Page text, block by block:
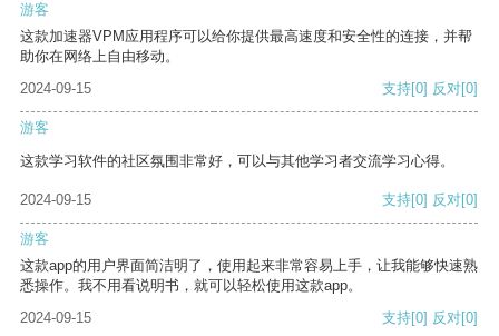
游客
这款加速器VPM应用程序可以给你提供最高速度和安全性的连接，并帮
助你在网络上自由移动。
2024-09-15
支持[0] 反对[0]
游客
这款学习软件的社区氛围非常好，可以与其他学习者交流学习心得。
2024-09-15 支持[0] 反对[0]
游客
这款app的用户界面简洁明了，使用起来非常容易上手，让我能够快速熟
悉操作。我不用看说明书，就可以轻松使用这款app。
2024-09-15
支持[0] 反对[0]